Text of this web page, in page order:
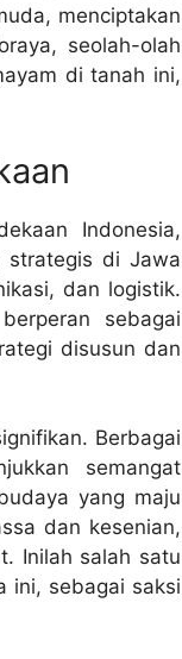
menciptakan
seolah-olah
di tanah ini,
Indonesia,
strategis di Jawa
dan logistik.
sebagai
disusun dan
Berbagai
semangat
yang maju
dan kesenian,
Inilah salah satu
ini, sebagai saksi